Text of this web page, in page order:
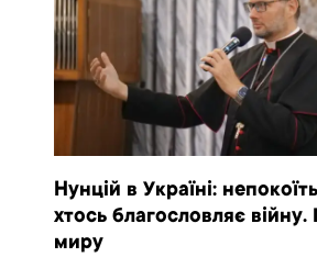
Нунцій в Україні:
хтось благословляє
миру